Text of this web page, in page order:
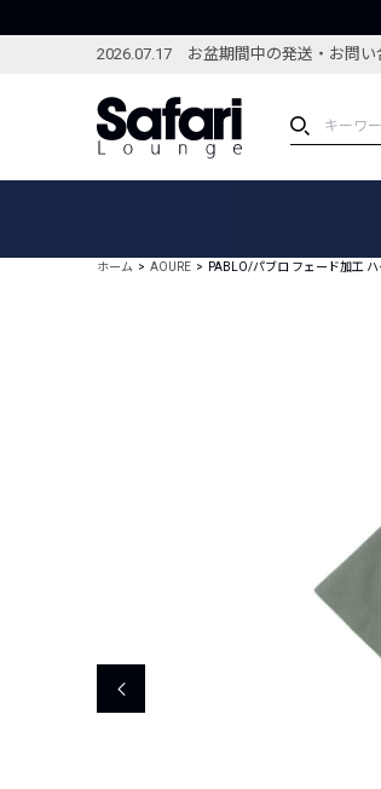
2026.07.17 お盆期間中の発送・お問い
ブランドから探す
ホーム AOURE PABLO/パブロ フェード加工